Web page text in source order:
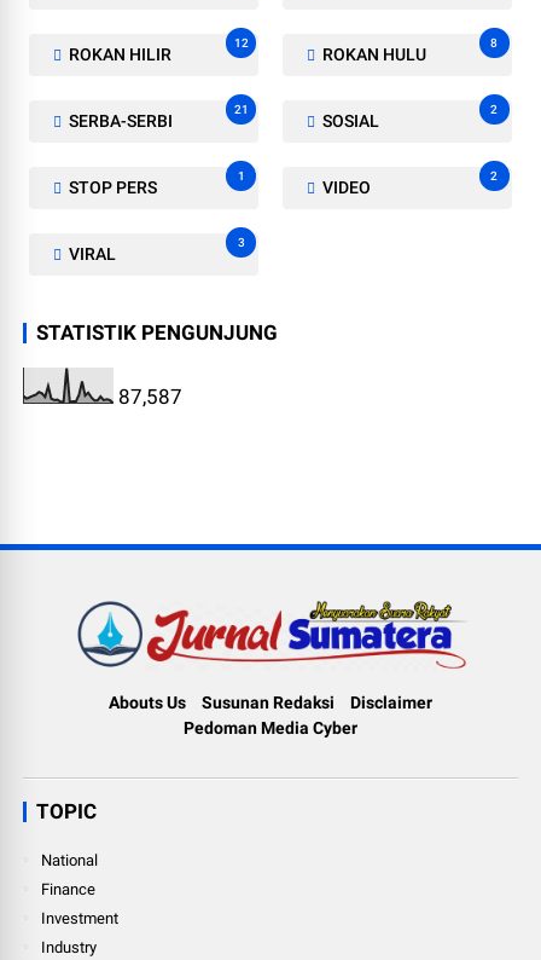
ROKAN HILIR
12
ROKAN HULU
8
SERBA-SERBI
21
SOSIAL
2
STOP PERS
1
VIDEO
2
VIRAL
3
STATISTIK PENGUNJUNG
87,587
Abouts Us Susunan Redaksi
Disclaimer
Pedoman Media Cyber
TOPIC
National
Finance
Investment
Industry